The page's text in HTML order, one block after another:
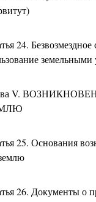
24. Безвозмездное
земельными
V.
25. Основания
26. Документы о